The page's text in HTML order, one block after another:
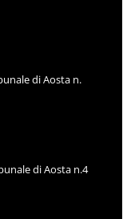
di Aosta n.
di Aosta n.4